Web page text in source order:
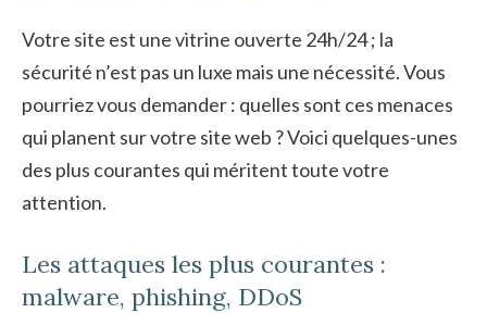
Votre site est une vitrine ouverte 24h/24 ; la
sécurité n’est pas un luxe mais une nécessité. Vous
pourriez vous demander : quelles sont ces menaces
qui planent sur votre site web ? Voici quelques-unes
des plus courantes qui méritent toute votre
attention.
Les attaques les plus courantes :
malware, phishing, DDoS